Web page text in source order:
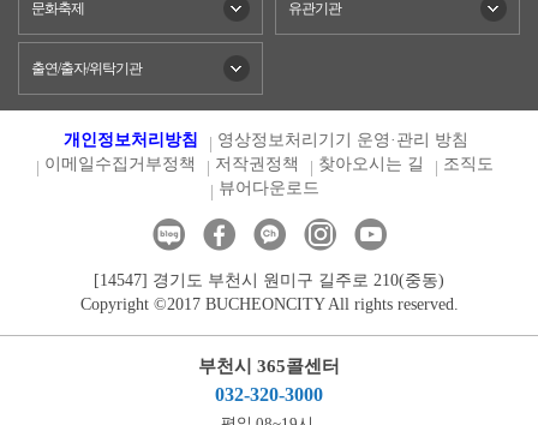
문화축제 유관기관
출연/출자/위탁기관
개인정보처리방침
영상정보처리기기 운영·관리 방침
이메일수집거부정책
저작권정책 찾아오시는 길
조직도
뷰어다운로드
[14547] 경기도 부천시 원미구 길주로 210(중동)
Copyright ©2017 BUCHEONCITY All rights reserved.
부천시 365콜센터
032-320-3000